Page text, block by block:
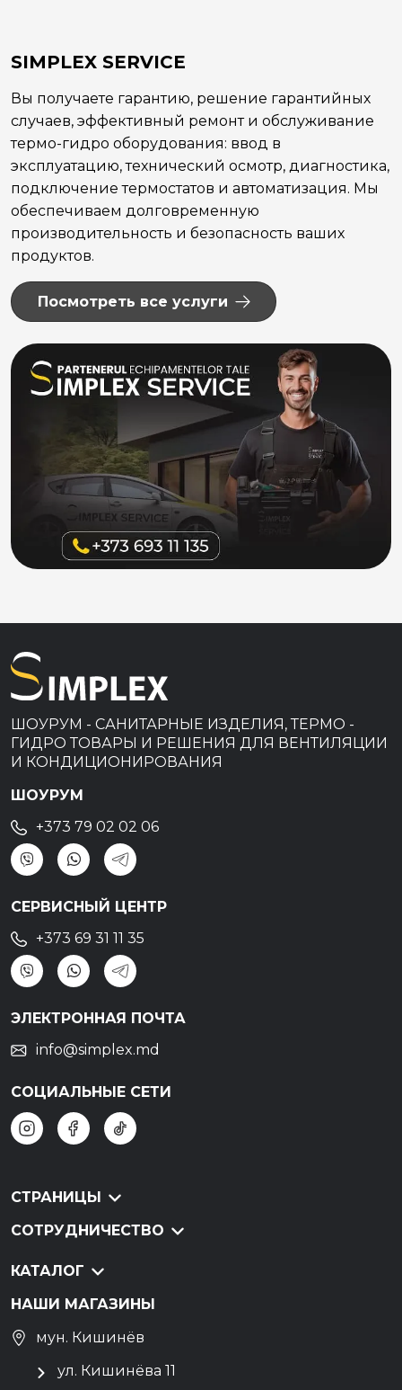
SIMPLEX SERVICE
Вы получаете гарантию, решение гарантийных
случаев, эффективный ремонт и обслуживание
термо-гидро оборудования: ввод в
эксплуатацию, технический осмотр, диагностика,
подключение термостатов и автоматизация. Мы
обеспечиваем долговременную
производительность и безопасность ваших
продуктов.
Посмотреть все услуги
ШОУРУМ - САНИТАРНЫЕ ИЗДЕЛИЯ, ТЕРМО -
ГИДРО ТОВАРЫ И РЕШЕНИЯ ДЛЯ ВЕНТИЛЯЦИИ
И КОНДИЦИОНИРОВАНИЯ
ШОУРУМ
+373 79 02 02 06
СЕРВИСНЫЙ ЦЕНТР
+373 69 31 11 35
ЭЛЕКТРОННАЯ ПОЧТА
info@simplex.md
СОЦИАЛЬНЫЕ СЕТИ
СТРАНИЦЫ
СОТРУДНИЧЕСТВО
КАТАЛОГ
НАШИ МАГАЗИНЫ
мун. Кишинёв
ул. Кишинёва 11